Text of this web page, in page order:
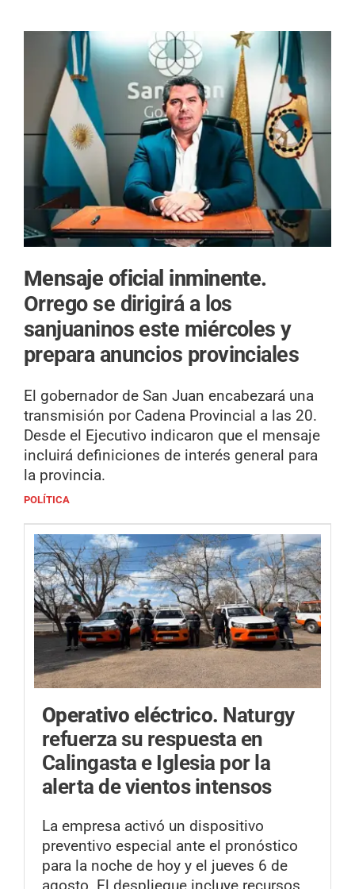
Mensaje oficial inminente.
Orrego se dirigirá a los
sanjuaninos este miércoles y
prepara anuncios provinciales
El gobernador de San Juan encabezará una
transmisión por Cadena Provincial a las 20.
Desde el Ejecutivo indicaron que el mensaje
incluirá definiciones de interés general para
la provincia.
POLÍTICA
Operativo eléctrico. Naturgy
refuerza su respuesta en
Calingasta e Iglesia por la
alerta de vientos intensos
La empresa activó un dispositivo
preventivo especial ante el pronóstico
para la noche de hoy y el jueves 6 de
agosto. El despliegue incluye recursos